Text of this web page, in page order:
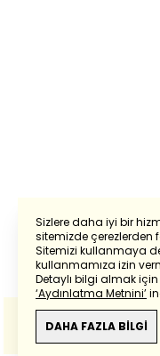
Sizlere daha iyi bir
sitemizde çerezlerden
Sitemizi kullanmaya
kullanmamıza izin
Detaylı bilgi almak için
‘Aydınlatma Metnini’
DAHA FAZLA BİLGİ
Powered by
Bu çevirideGoogle
Anlam ve çeviri
sorumlu